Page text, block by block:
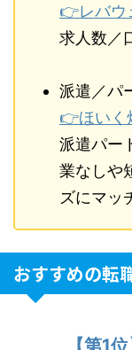
👉レバウ
求人数／
派遣／パ
👉ほいく
派遣パー
業なしや
ズにマッ
おすすめの転
【第1